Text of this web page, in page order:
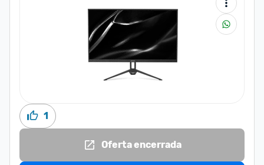
1
Oferta encerrada